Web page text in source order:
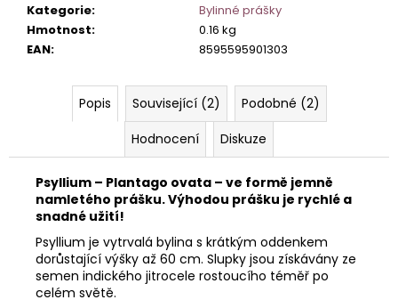
Kategorie:
Bylinné prášky
Hmotnost:
0.16 kg
EAN: 8595595901303
Popis Související (2)
Podobné (2)
Hodnocení
Diskuze
Psyllium – Plantago ovata – ve formě jemně
namletého prášku. Výhodou prášku je rychlé a
snadné užití!
Psyllium je vytrvalá bylina s krátkým oddenkem
dorůstající výšky až 60 cm. Slupky jsou získávány ze
semen indického jitrocele rostoucího téměř po
celém světě.
e
m